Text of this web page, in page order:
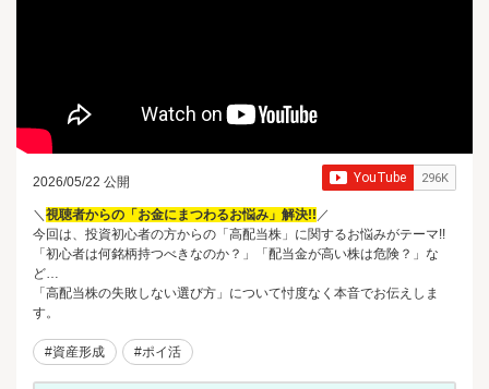
2026/05/22 公開
＼ 視聴者からの「お金にまつわるお悩み」解決!! ／
今回は、投資初心者の方からの「高配当株」に関するお悩みがテーマ!!
「初心者は何銘柄持つべきなのか？」「配当金が高い株は危険？」な
ど…
「高配当株の失敗しない選び方」について忖度なく本音でお伝えしま
す。
#資産形成 #ポイ活